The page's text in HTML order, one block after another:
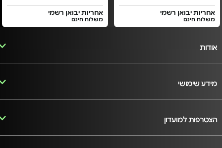
אחריות יבואן רשמי
משלוח חינם
אחריות יבואן רשמי
משלוח חינם
אודות
מידע שימושי
הצטרפות למועדון